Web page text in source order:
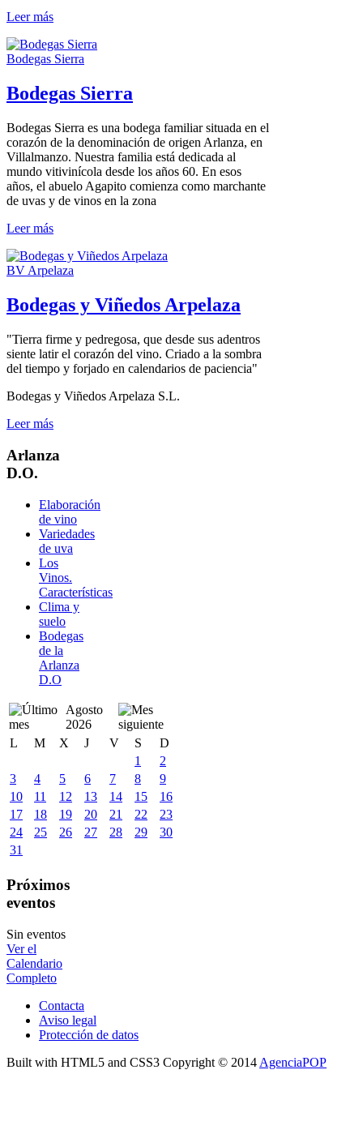
Leer más
Bodegas Sierra
Bodegas Sierra
Bodegas Sierra es una bodega familiar situada en el
corazón de la denominación de origen Arlanza, en
Villalmanzo. Nuestra familia está dedicada al
mundo vitivinícola desde los años 60. En esos
años, el abuelo Agapito comienza como marchante
de uvas y de vinos en la zona
Leer más
BV Arpelaza
Bodegas y Viñedos Arpelaza
"Tierra firme y pedregosa, que desde sus adentros
siente latir el corazón del vino. Criado a la sombra
del tiempo y forjado en calendarios de paciencia"
Bodegas y Viñedos Arpelaza S.L.
Leer más
Arlanza
D.O.
Elaboración
de vino
Variedades
de uva
Los
Vinos.
Características
Clima y
suelo
Bodegas
de la
Arlanza
D.O
Agosto
2026
L
M X J V S
D
1
2
3
4 5 6 7 8
9
10
11 12 13 14 15
16
17
18 19 20 21 22
23
24
25 26 27 28 29
30
31
Próximos
eventos
Sin eventos
Ver el
Calendario
Completo
Contacta
Aviso legal
Protección de datos
Built with HTML5 and CSS3 Copyright © 2014 AgenciaPOP